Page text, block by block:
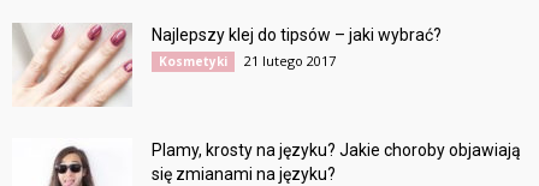
Najlepszy klej do tipsów – jaki wybrać?
Kosmetyki 21 lutego 2017
Plamy, krosty na języku? Jakie choroby objawiają
się zmianami na języku?